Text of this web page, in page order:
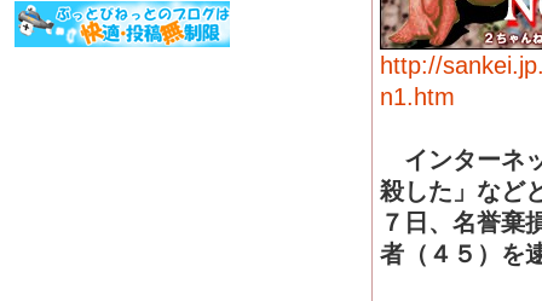
http://
n1.htm
インターネ
殺した」など
７日、名誉棄
者（４５）を